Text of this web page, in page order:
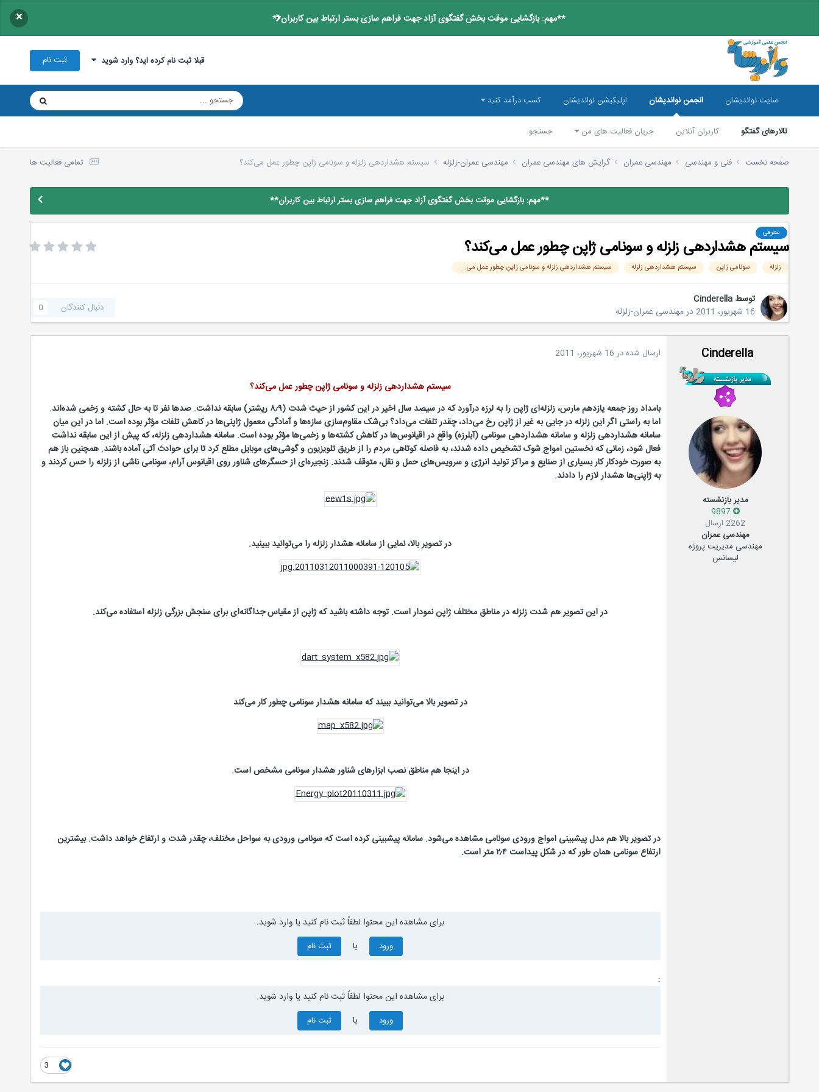
**مهم: بازگشایی موقت بخش گفتگوی آزاد جهت فراهم سازی بستر ارتباط بین کاربران** ×
قبلا ثبت نام کرده اید؟ وارد شوید ثبت نام
سایت نواندیشان انجمن نواندیشان
تالارهای گفتگو کاربران آنلاین جریان فعالیت های من جستجو
اپلیکیشن نواندیشان کسب درآمد کنید
تمامی فعالیت ها صفحه نخست فنی و مهندسی مهندسی عمران گرایش های مهندسی عمران مهندسی عمران-زلزله سيستم هشداردهی زلزله و سونامی ژاپن چطور عمل می‌کند؟
**مهم: بازگشایی موقت بخش گفتگوی آزاد جهت فراهم سازی بستر ارتباط بین کاربران**
معرفی
سيستم هشداردهی زلزله و سونامی ژاپن چطور عمل می‌کند؟
زلزله سونامی ژاپن سيستم هشداردهی زلزله سيستم هشداردهی زلزله و سونامی ژاپن چطور عمل می‌کند
توسط Cinderella
16 شهریور، 2011
درمهندسی عمران-زلزله دنبال کنندگان 0
Cinderella
مدیر بازنشسته
2262 ارسال
مهندسی عمران
مهندسی مدیریت پروژه
لیسانس
ارسال شده در 16 شهریور، 2011
سيستم هشداردهی زلزله و سونامی ژاپن چطور عمل می‌کند؟
بامداد روز جمعه يازدهم مارس، زلزله‌ای ژاپن را به لرزه درآورد که در سیصد سال اخیر در این کشور از حیث شدت (۸٫۹ ریشتر) سابقه نداشت. صدها نفر تا به حال کشته و زخمی شده‌اند.
اما به راستی اگر این زلزله در جایی به غیر از ژاپن رخ می‌داد، چقدر تلفات می‌داد؟ بی‌شک مقاوم‌سازی سازه‌ها و آمادگی‌ معمول ژاپنی‌ها در کاهش تلفات مؤثر بوده است. اما در این میان
سامانه هشداردهی زلزله و سامانه هشداردهی سونامی (آبلرزه) واقع در اقیانوس‌ها در کاهش کشته‌‌ها و زخمی‌ها مؤثر بوده است. سامانه هشداردهی زلزله، که پیش از این سابقه نداشت
فعال شود، زمانی که نخستین امواج شوک تشخیص داده شدند، به فاصله کوتاهی مردم را از طریق تلویزیون و گوشی‌های موبایل مطلع کرد تا برای حوادث آتی آماده باشند. همچنین باز هم
به صورت خودکار کار بسیاری از صنایع و مراکز تولید انرژی و سرویس‌های حمل و نقل، متوقف شدند. زنجیره‌ای از حسگرهای شناور روی اقیانوس آرام، سونامی ناشی از زلزله را حس کردند و
به ژاپنی‌ها هشدار لازم را دادند.
در تصویر بالا، نمایی از سامانه هشدار زلزله را می‌توانید ببینید.
در این تصویر هم شدت زلزله در مناطق مختلف ژاپن نمودار است. توجه داشته باشید که ژاپن از مقیاس جداگانه‌ای برای سنجش بزرگی زلزله استفاده می‌کند.
در تصویر بالا می‌توانید ببیند که سامانه هشدار سونامی چطور کار می‌کند
در اینجا هم مناطق نصب ابزارهای شناور هشدار سونامی مشخص است.
در تصویر بالا هم مدل پیشبینی امواج ورودی سونامی مشاهده می‌شود. سامانه پیشبینی کرده است که سونامی ورودی به سواحل مختلف، چقدر شدت و ارتفاع خواهد داشت. بیشترین
ارتفاع سونامی همان طور که در شکل پیداست ۲٫۴ متر است.
برای مشاهده این محتوا لطفاً ثبت نام کنید یا وارد شوید.
ورود یا ثبت نام
:
برای مشاهده این محتوا لطفاً ثبت نام کنید یا وارد شوید.
ورود یا ثبت نام
3